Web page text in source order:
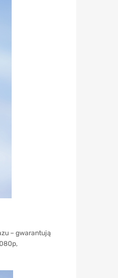
– gwarantują